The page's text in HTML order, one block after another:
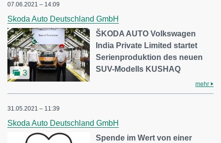
07.06.2021 – 14:09
Skoda Auto Deutschland GmbH
3
ŠKODA AUTO Volkswagen
India Private Limited startet
Serienproduktion des neuen
SUV-Modells KUSHAQ
mehr
31.05.2021 – 11:39
Skoda Auto Deutschland GmbH
Spende im Wert von einer